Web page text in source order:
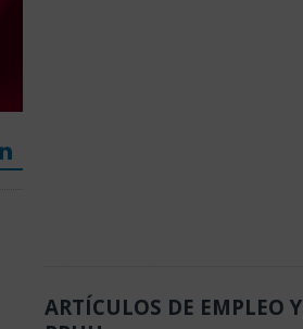
ARTÍCULOS DE EMPLEO Y